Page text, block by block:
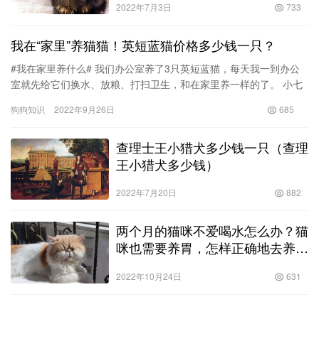
2022年7月3日 733
我在“家里”养猫猫！英短蓝猫价格多少钱一只？
#我在家里养什么# 我们办公室养了3只英短蓝猫，每天我一到办公
室就先给它们换水、放粮、打扫卫生，和在家里养一样的了。 小七
看…
狗狗知识 2022年9月26日 685
查理士王小猎犬多少钱一只（查理
王小猎犬多少钱）
2022年7月20日 882
两个月的猫咪不爱喝水怎么办？猫
咪也需要养胃，怎样正确地去养胃
2022年10月24日 631